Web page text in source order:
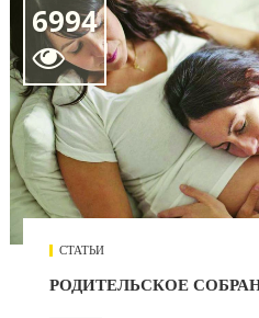
6994

СТАТЬИ
РОДИТЕЛЬСКОЕ